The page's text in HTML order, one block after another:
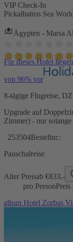
VIP Check-In
Pickalbatros Sea
Ägypten - Marsa
Für dieses Hotel
von 96% vor
8-tägige Flugreise,
Upgrade auf
Zimmer) - nur
253504Bestellnr.:
Pauschalreise
Alter Preisab €833,-
pro PersonPreis
allsun Hotel Zorbas